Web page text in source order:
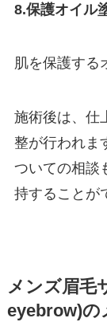
8.保護オイル
肌を保護する
施術後は、仕
整が行われま
ついての相談
持することが
メンズ眉毛
eyebrow)の